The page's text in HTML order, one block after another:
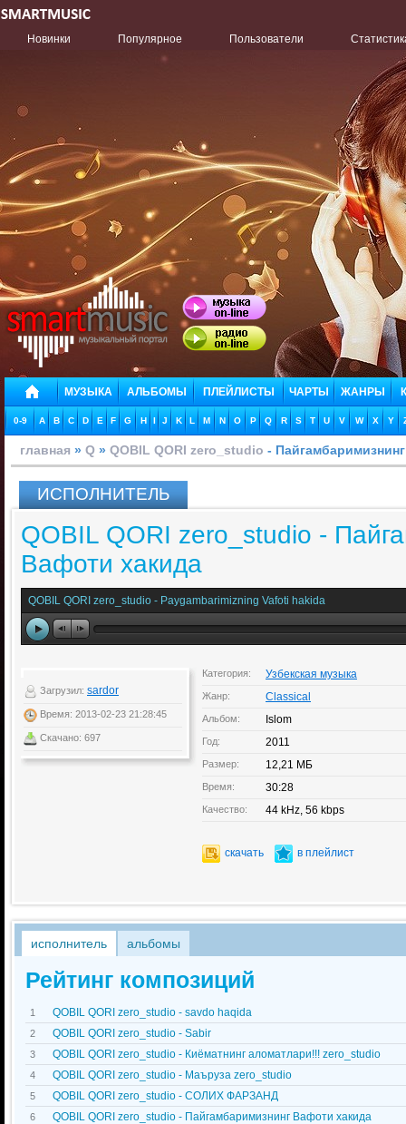
Новинки Популярное Пользователи
МУЗЫКА АЛЬБОМЫ ПЛЕЙЛИСТЫ ЧАРТЫ ЖАНРЫ
0-9 A B C D E F G H I J K L M N O P Q R S T U V W X Y
главная » Q » QOBIL QORI zero_studio -
ИСПОЛНИТЕЛЬ
QOBIL QORI zero_studio -
Вафоти хакида
QOBIL QORI zero_studio - Paygambarimizning Vafoti hakida
Загрузил: sardor
Время: 2013-02-23 21:28:45
Скачано: 697
Категория: Узбекская музыка
Жанр: Classical
Альбом: Islom
Год: 2011
Размер: 12,21 МБ
Время: 30:28
Качество: 44 kHz, 56 kbps
скачать в плейлист
исполнитель альбомы
Рейтинг композиций
1 QOBIL QORI zero_studio - savdo haqida
2 QOBIL QORI zero_studio - Sabir
3 QOBIL QORI zero_studio - Киёматнинг аломатлари!!! zero_studio
4 QOBIL QORI zero_studio - Маъруза zero_studio
5 QOBIL QORI zero_studio - СОЛИХ ФАРЗАНД
6 QOBIL QORI zero_studio - Пайгамбаримизнинг Вафоти хакида